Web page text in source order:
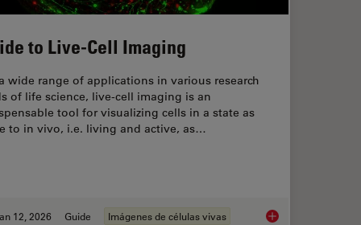
Microscopy in Cancer Research
to Live-Cell Imaging
wide range of applications in various research
of life science, live-cell imaging is an
tool for visualizing cells in a state as
to in vivo, i.e. living and active, as…
12, 2026 Guide Imágenes de células vivas Guide to Live-Cell